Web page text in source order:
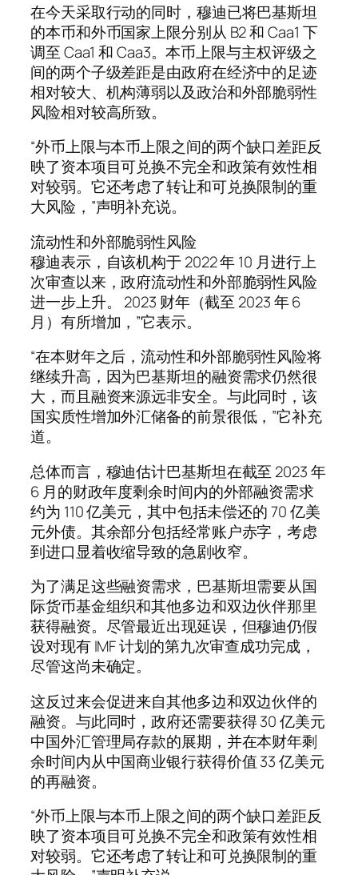
在今天采取行动的同时，穆迪已将巴基斯坦
的本币和外币国家上限分别从 B2 和 Caa1 下
调至 Caa1 和 Caa3。本币上限与主权评级之
间的两个子级差距是由政府在经济中的足迹
相对较大、机构薄弱以及政治和外部脆弱性
风险相对较高所致。
“外币上限与本币上限之间的两个缺口差距反
映了资本项目可兑换不完全和政策有效性相
对较弱。它还考虑了转让和可兑换限制的重
大风险，”声明补充说。
流动性和外部脆弱性风险
穆迪表示，自该机构于 2022 年 10 月进行上
次审查以来，政府流动性和外部脆弱性风险
进一步上升。 2023 财年（截至 2023 年 6
月）有所增加，”它表示。
“在本财年之后，流动性和外部脆弱性风险将
继续升高，因为巴基斯坦的融资需求仍然很
大，而且融资来源远非安全。与此同时，该
国实质性增加外汇储备的前景很低，”它补充
道。
总体而言，穆迪估计巴基斯坦在截至 2023 年
6 月的财政年度剩余时间内的外部融资需求
约为 110 亿美元，其中包括未偿还的 70 亿美
元外债。其余部分包括经常账户赤字，考虑
到进口显着收缩导致的急剧收窄。
为了满足这些融资需求，巴基斯坦需要从国
际货币基金组织和其他多边和双边伙伴那里
获得融资。尽管最近出现延误，但穆迪仍假
设对现有 IMF 计划的第九次审查成功完成，
尽管这尚未确定。
这反过来会促进来自其他多边和双边伙伴的
融资。与此同时，政府还需要获得 30 亿美元
中国外汇管理局存款的展期，并在本财年剩
余时间内从中国商业银行获得价值 33 亿美元
的再融资。
“外币上限与本币上限之间的两个缺口差距反
映了资本项目可兑换不完全和政策有效性相
对较弱。它还考虑了转让和可兑换限制的重